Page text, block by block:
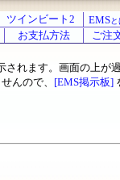
ツインビート2 EMSと
お支払方法 ご注
れます。画面の上が
んので、 [EMS掲示板]